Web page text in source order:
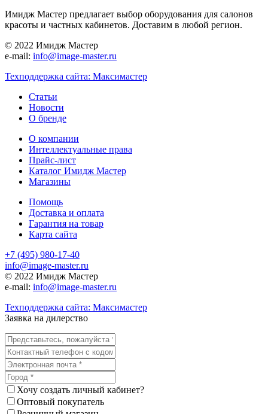
Имидж Мастер предлагает выбор оборудования для салонов
красоты и частных кабинетов. Доставим в любой регион.
© 2022 Имидж Мастер
e-mail: info@image-master.ru
Техподдержка сайта: Максимастер
Статьи
Новости
О бренде
О компании
Интеллектуальные права
Прайс-лист
Каталог Имидж Мастер
Магазины
Помощь
Доставка и оплата
Гарантия на товар
Карта сайта
+7 (495) 980-17-40
info@image-master.ru
© 2022 Имидж Мастер
e-mail: info@image-master.ru
Техподдержка сайта: Максимастер
Заявка на дилерство
Хочу создать личный кабинет?
Оптовый покупатель